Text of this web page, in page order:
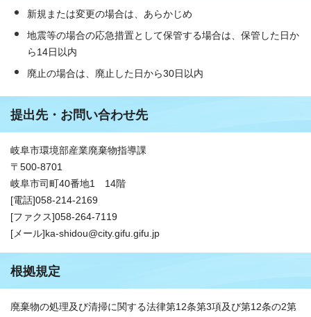
新規または変更の場合は、あらかじめ
地震等の場合の応急措置として保管する場合は、保管した日か
ら14日以内
廃止の場合は、廃止した日から30日以内
提出先・お問い合わせ先
岐阜市環境部産業廃棄物指導課
〒500-8701
岐阜市司町40番地1 14階
[電話]058-214-2169
[ファクス]058-264-7119
[メール]ka-shidou@city.gifu.gifu.jp
根拠規定
廃棄物の処理及び清掃に関する法律第12条第3項及び第12条の2第